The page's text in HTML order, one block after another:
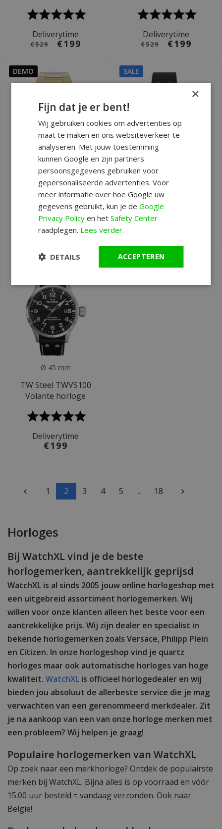
Deliverytime
€529 €199
Deliverytime
€529 €199
DEMO
Ø 43 mm
Paul Rich Star Dust
II Gold Green SD208
horloge DEMO
Deliverytime
€199
SALE
Ø 44 mm
TW Steel TWCA1
Carbon chronograaf
horloge
Ø 45 mm
TW Steel TWVS100
Volante horloge
Deliverytime
€199
1 2 3 4 5 .. 18
Horloges
Bij WatchXL vind je de beste
horlogemerken, aantrekkelijk geprijsd
WatchXL is al sinds 2005 jouw online horlogeshop met
een uitgebreid assortiment horlogemerken. Wij
willen voor onze klanten alleen het beste voor een
aantrekkelijke prijs. Wij zijn dealer en specialist in
bekende horlogemerken zoals Versace, Philipp Plein
en Citizen. In onze horlogeshop vind je quartz
horloges maar ook automatische horloges van hoge
kwaliteit. WatchXL is officieel horlogedealer en wij
bieden jou absoluut de allerbeste service die je mag
verwachten van een gerenommeerd merkdealer. Zit
je na aankoop van een van onze horloge merken met
een probleem? Wij helpen je graag!
Populaire horlogemerken van WatchXL
Op zoek naar een merkhorloge? Ontdek de populairste
merken bij WatchXL. Bijna alles is op voorraad en vóór
15.00 uur besteld = vandaag verzonden. Ook naar
België!
×
Fijn dat je er bent!
Wij gebruiken cookies om advertenties op
maat te maken en ons websiteverkeer te
analyseren. Met jouw toestemming
kunnen Google en zijn partners
persoonsgegevens gebruiken voor
gepersonaliseerde advertenties. Voor
meer informatie over hoe Google uw
gegevens gebruikt, kun je deGoogle
Privacy Policy en hetSafety Center
raadplegen. Lees verder.
ACCEPTEREN
DETAILS